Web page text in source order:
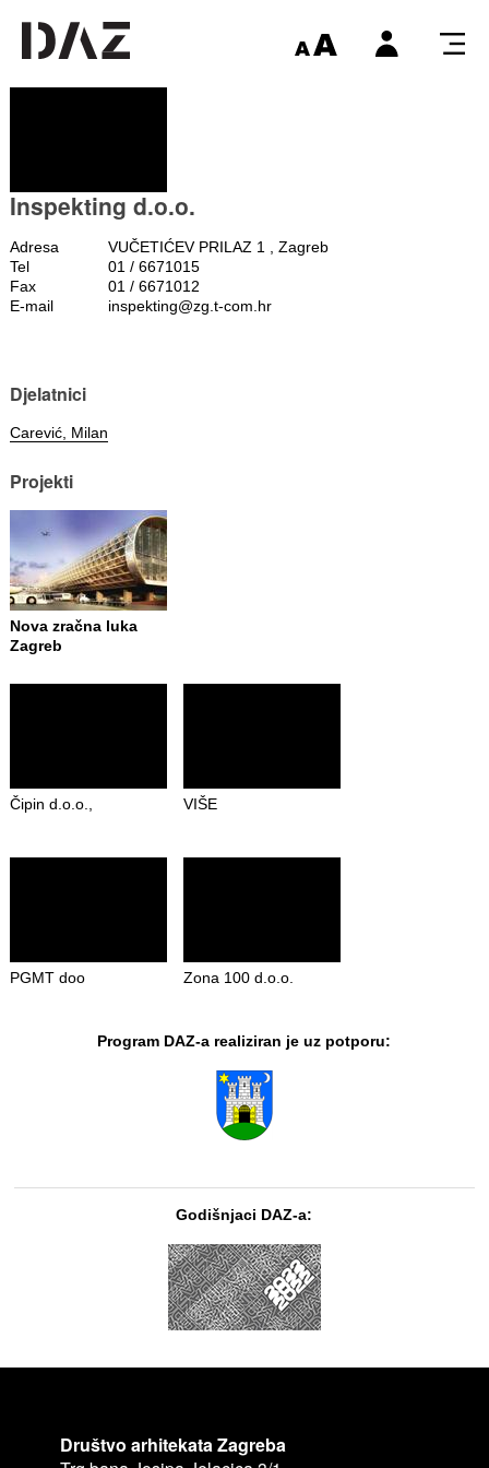
Inspekting d.o.o.
Adresa
VUČETIĆEV PRILAZ 1 , Zagreb
Tel
01 / 6671015
Fax
01 / 6671012
E-mail
inspekting@zg.t-com.hr
Djelatnici
Carević, Milan
Projekti
Nova zračna luka
Zagreb
Čipin d.o.o., VIŠE
PGMT doo Zona 100 d.o.o.
Program DAZ-a realiziran je uz potporu:
Godišnjaci DAZ-a:
Društvo arhitekata Zagreba